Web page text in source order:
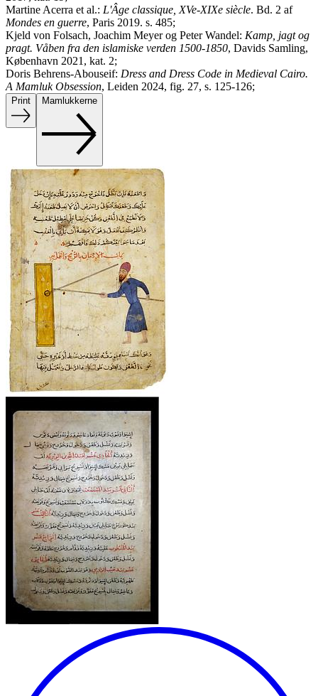
Martine Acerra et al.: L'Âge classique, XVe-XIXe siècle. Bd. 2 af
Mondes en guerre, Paris 2019. s. 485;
Kjeld von Folsach, Joachim Meyer og Peter Wandel: Kamp, jagt og
pragt. Våben fra den islamiske verden 1500-1850, Davids Samling,
København 2021, kat. 2;
Doris Behrens-Abouseif: Dress and Dress Code in Medieval Cairo.
A Mamluk Obsession, Leiden 2024, fig. 27, s. 125-126;
Print Mamlukkerne